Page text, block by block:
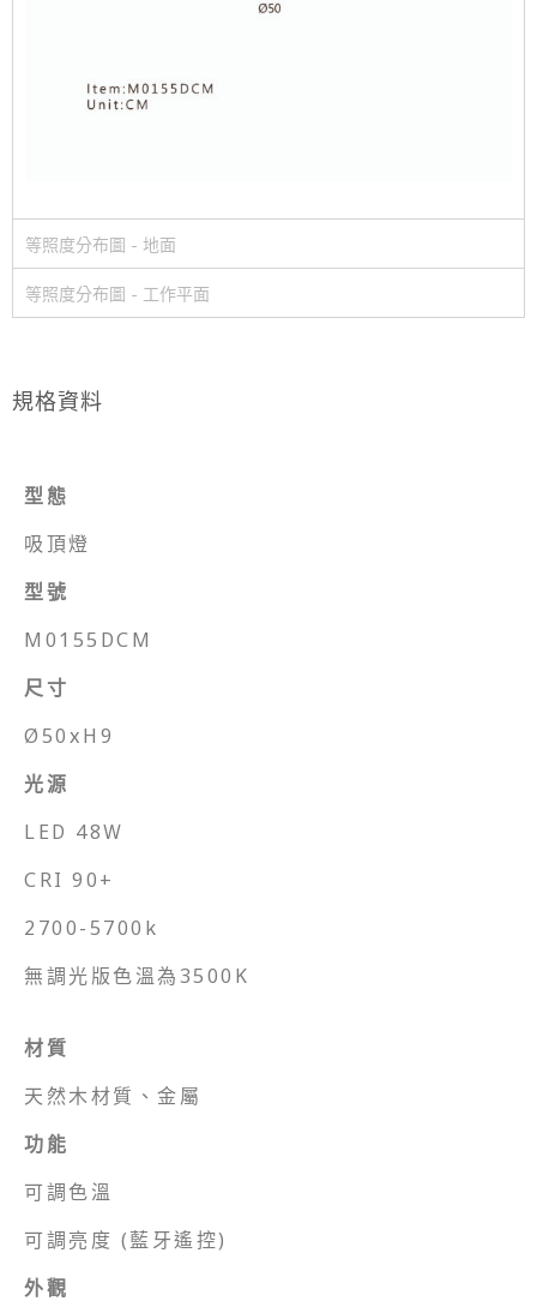
等照度分布圖 - 地面
等照度分布圖 - 工作平面
規格資料
型態
吸頂燈
型號
M0155DCM
尺寸
Ø50xH9
光源
LED 48W
CRI 90+
2700-5700k
無調光版色溫為3500K
材質
天然木材質、金屬
功能
可調色溫
可調亮度 (藍牙遙控)
外觀